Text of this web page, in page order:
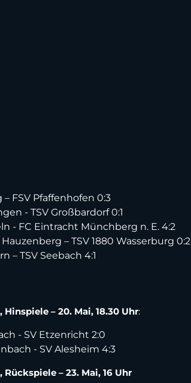
– FSV Pfaffenhofen 0:3
- TSV Großbardorf 0:1
- FC Eintracht Münchberg n. E. 4:2
– TSV 1880 Wasserburg 0:2
– TSV Seebach 4:1
– 20. Mai, 18.30 Uhr:
- SV Etzenricht 2:0
- SV Alesheim 4:3
– 23. Mai, 16 Uhr